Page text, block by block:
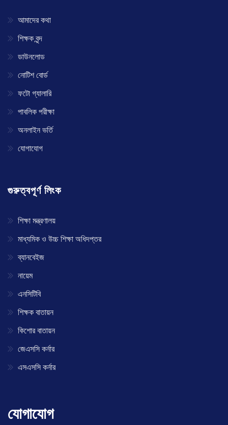
আমাদের কথা
শিক্ষক বৃন্দ
ডাউনলোড
নোটিশ বোর্ড
ফটো গ্যালারি
পাবলিক পরীক্ষা
অনলাইন ভর্তি
যোগাযোগ
গুরুত্বপূর্ণ লিংক
শিক্ষা মন্ত্রণালয়
মাধ্যমিক ও উচ্চ শিক্ষা অধিদপ্তর
ব্যানবেইজ
নায়েম
এনসিটিবি
শিক্ষক বাতায়ন
কিশোর বাতায়ন
জেএসসি কর্নার
এসএসসি কর্নার
যোগাযোগ